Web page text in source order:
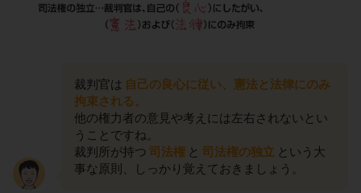
裁判官は 自己の良心に従い、憲法と法律にのみ
拘束される。
他の権力者の意見や考えには左右されないとい
うことですね。
裁判所が持つ 司法権 と 司法権の独立 という大
事な原則、しっかり覚えておきましょう。